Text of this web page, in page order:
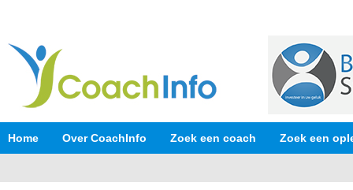
Home Over CoachInfo Zoek een coach Zoek een